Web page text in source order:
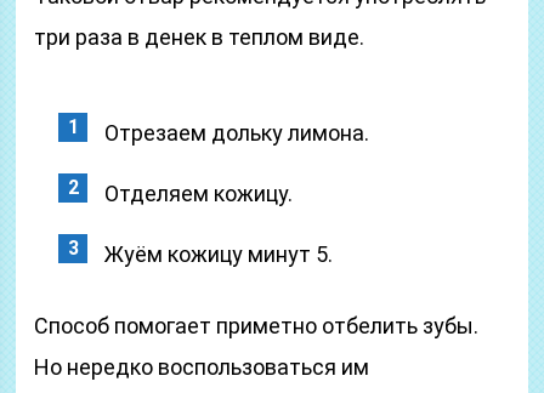
три раза в денек в теплом виде.
Отрезаем дольку лимона.
Отделяем кожицу.
Жуём кожицу минут 5.
Способ помогает приметно отбелить зубы.
Но нередко воспользоваться им